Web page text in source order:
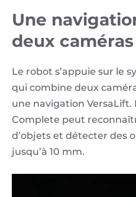
Une
deux caméras
Le robot s’appuie sur le
qui combine deux
une navigation VersaLift.
Complete peut
d’objets et détecter des
jusqu’à 10 mm.